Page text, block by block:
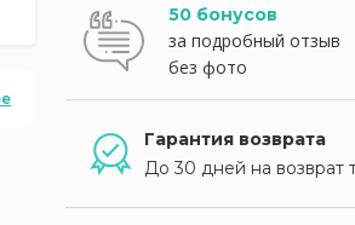
50 бонусов
за подробный отзыв
без фото
Гарантия возврата
До 30 дней на возврат